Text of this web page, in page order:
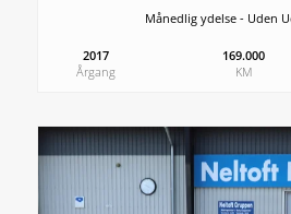
Månedlig ydelse - Uden
2017
Årgang
169.000
KM